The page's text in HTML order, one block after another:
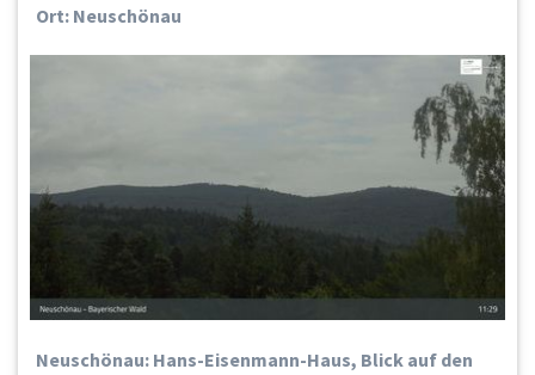
Ort: Neuschönau
Neuschönau: Hans-Eisenmann-Haus, Blick auf den